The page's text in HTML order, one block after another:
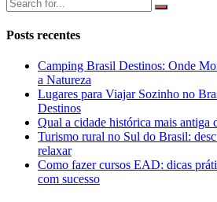
Posts recentes
Camping Brasil Destinos: Onde
a Natureza
Lugares para Viajar Sozinho no
Destinos
Qual a cidade histórica mais antiga
Turismo rural no Sul do Brasil:
relaxar
Como fazer cursos EAD: dicas
com sucesso